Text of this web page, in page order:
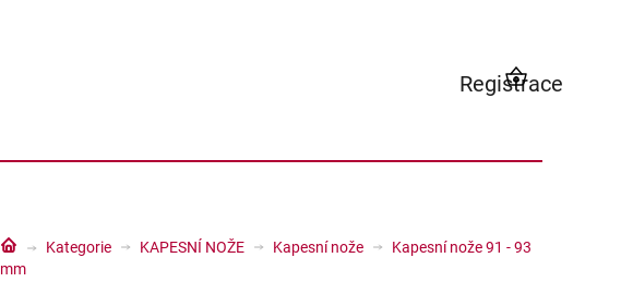
Registrace
NÁKUPNÍ
KOŠÍK
DomůKategorie KAPESNÍ NOŽE Kapesní nože
Kapesní nože 91 - 93
mm